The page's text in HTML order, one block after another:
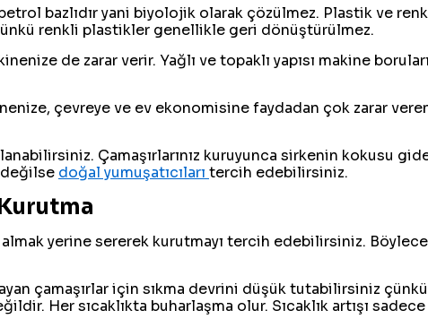
bazlıdır yani biyolojik olarak çözülmez. Plastik ve
renkli plastikler genellikle geri dönüştürülmez.
de zarar verir. Yağlı ve topaklı yapısı makine
çevreye ve ev ekonomisine faydadan çok zarar
Çamaşırlarınız kuruyunca sirkenin kokusu
değilse doğal yumuşatıcıları tercih edebilirsiniz.
yerine sererek kurutmayı tercih edebilirsiniz.
çamaşırlar için sıkma devrini düşük tutabilirsiniz çünkü
Her sıcaklıkta buharlaşma olur. Sıcaklık artışı sadece